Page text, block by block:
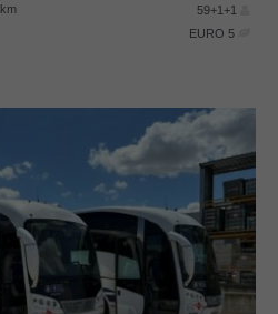
km
59+1+1
EURO 5